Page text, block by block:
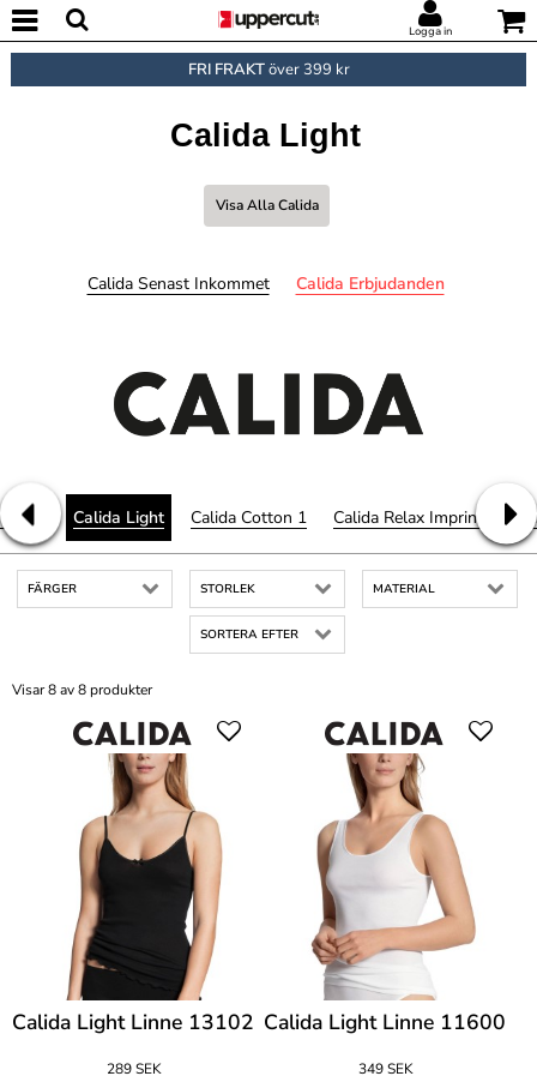
Logga in
FRI FRAKTöver 399 kr
Calida Light
Visa Alla Calida
Calida Senast Inkommet Calida Erbjudanden
Calida Light Calida Cotton 1 Calida Relax Imprint
FÄRGER STORLEK MATERIAL
SORTERA EFTER
Visar 8 av 8 produkter
Calida Light Linne 13102
289 SEK
Calida Light Linne 11600
349 SEK